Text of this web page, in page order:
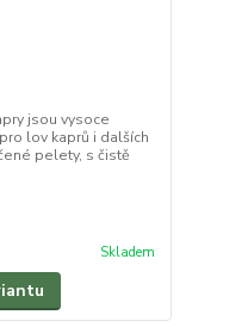
jsou vysoce
lov kaprů i dalších
pelety, s čistě
Skladem